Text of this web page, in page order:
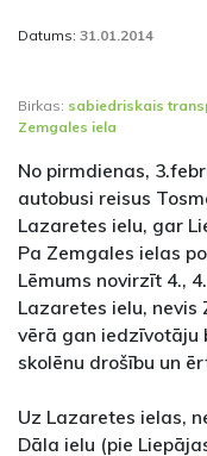
Datums: 31.01.2014
Birkas: sabiedriskais
Zemgales iela
No pirmdienas,
autobusi reisus
Lazaretes ielu, gar
Pa Zemgales ielas
Lēmums novirzīt 4.,
Lazaretes ielu, nevis
vērā gan iedzīvotāju
skolēnu drošību un
Uz Lazaretes ielas,
Dāla ielu (pie